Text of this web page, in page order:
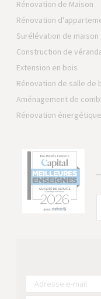
Rénovation de Maison
Rénovation
Surélévation de maison
Construction de
Extension en bois
Rénovation de salle de
Aménagement de
Rénovation énergétique